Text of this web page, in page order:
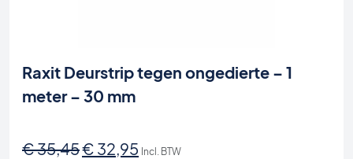
Raxit Deurstrip tegen ongedierte – 1
meter – 30 mm
€35,45Oorspronkelijke
€ 32,95 Huidige
Incl. BTW